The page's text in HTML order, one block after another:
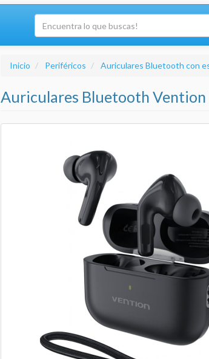
Inicio Periféricos Auriculares Bluetooth con
Auriculares Bluetooth Vention